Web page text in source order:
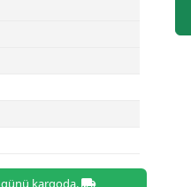
günü kargoda.